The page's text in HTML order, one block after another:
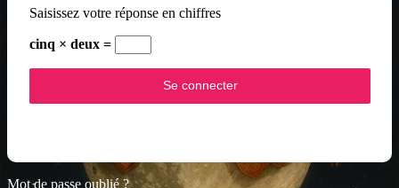
Saisissez votre réponse en chiffres
cinq × deux =
Mot de passe oublié ?